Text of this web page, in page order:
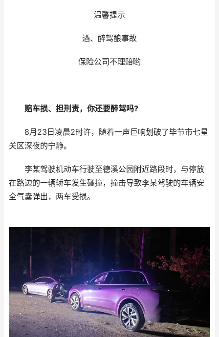
温馨提示
酒、醉驾酿事故
保险公司不理赔哟
赔车损、担刑责，你还要醉驾吗?
8月23日凌晨2时许，随着一声巨响划破了毕节市七星
关区深夜的宁静。
李某驾驶机动车行驶至德溪公园附近路段时，与停放
在路边的一辆轿车发生碰撞，撞击导致李某驾驶的车辆安
全气囊弹出，两车受损。